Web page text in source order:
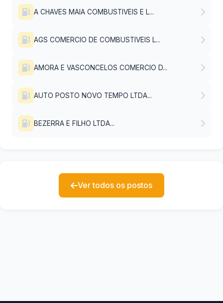
A CHAVES MAIA COMBUSTIVEIS E L...
AGS COMERCIO DE COMBUSTIVEIS L...
AMORA E VASCONCELOS COMERCIO D...
AUTO POSTO NOVO TEMPO LTDA...
BEZERRA E FILHO LTDA...
Ver todos os postos